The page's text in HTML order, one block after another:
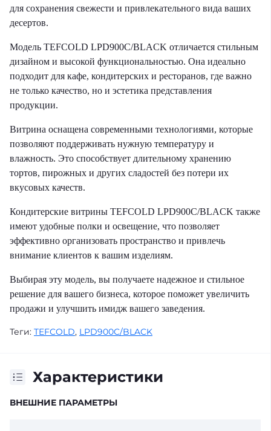
для сохранения свежести и привлекательного вида ваших
десертов.
Модель TEFCOLD LPD900C/BLACK отличается стильным
дизайном и высокой функциональностью. Она идеально
подходит для кафе, кондитерских и ресторанов, где важно
не только качество, но и эстетика представления
продукции.
Витрина оснащена современными технологиями, которые
позволяют поддерживать нужную температуру и
влажность. Это способствует длительному хранению
тортов, пирожных и других сладостей без потери их
вкусовых качеств.
Кондитерские витрины TEFCOLD LPD900C/BLACK также
имеют удобные полки и освещение, что позволяет
эффективно организовать пространство и привлечь
внимание клиентов к вашим изделиям.
Выбирая эту модель, вы получаете надежное и стильное
решение для вашего бизнеса, которое поможет увеличить
продажи и улучшить имидж вашего заведения.
Теги: TEFCOLD, LPD900C/BLACK
Характеристики
ВНЕШНИЕ ПАРАМЕТРЫ